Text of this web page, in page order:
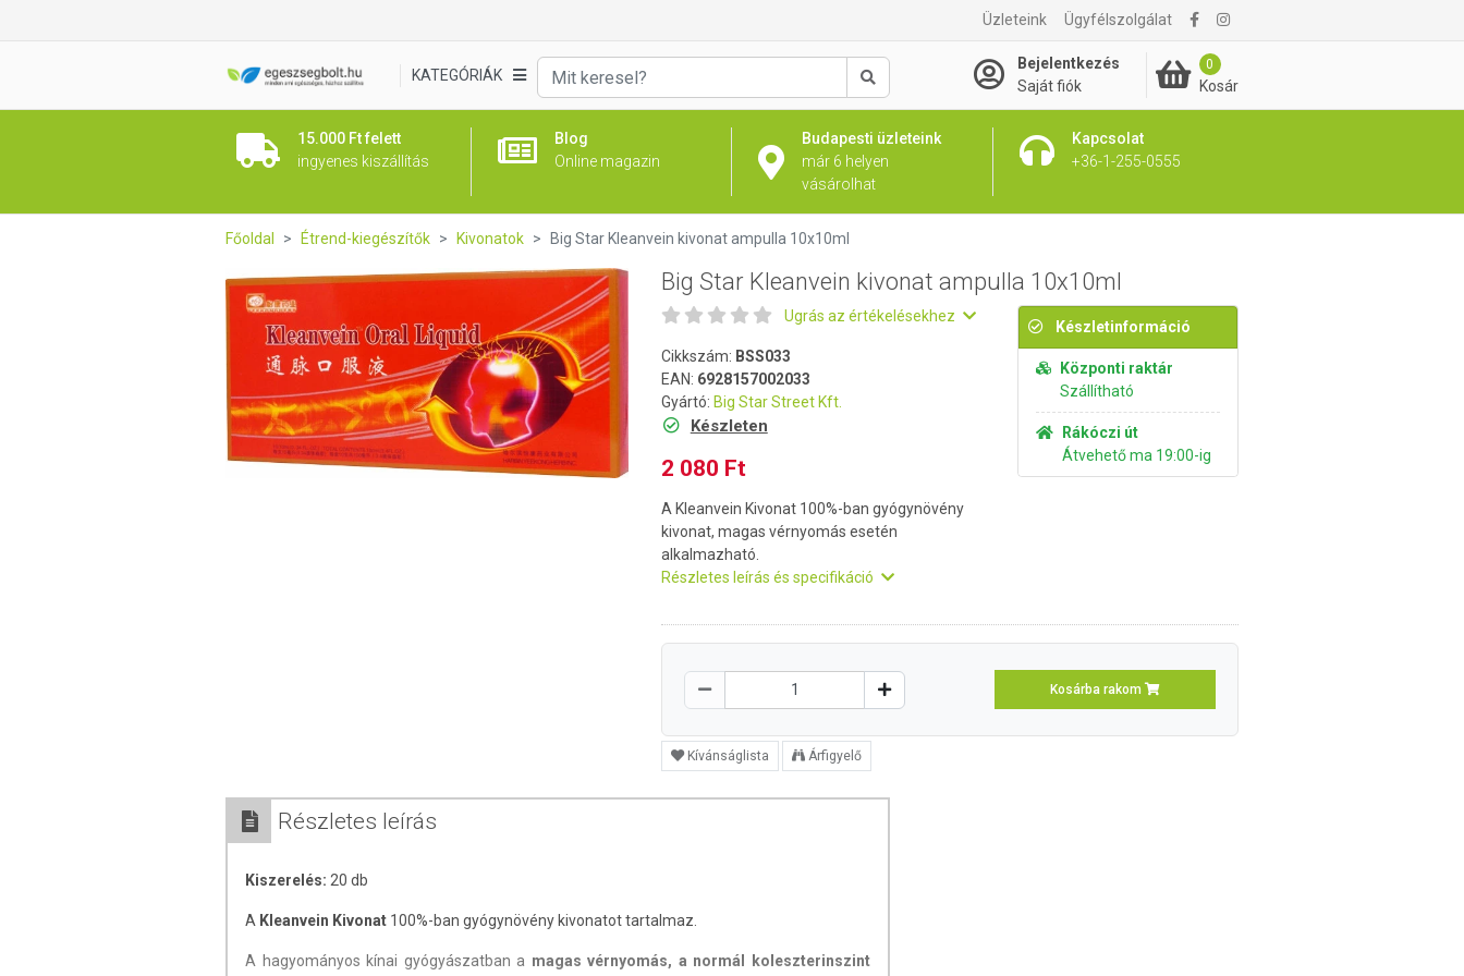
Üzleteink Ügyfélszolgálat
KATEGÓRIÁK
Keresés
Bejelentkezés
Saját fiók
0
Kosár
15.000 Ft felett
ingyenes kiszállítás
Blog
Online magazin
Budapesti üzleteink
már 6 helyen
vásárolhat
Kapcsolat
+36-1-255-0555
2 080 Ft Kosárba rakom
Főoldal Étrend-kiegészítők Kivonatok Big Star Kleanvein kivonat ampulla 10x10ml
Big Star Kleanvein kivonat ampulla 10x10ml
Ugrás az értékelésekhez
Cikkszám: BSS033
EAN: 6928157002033
Gyártó: Big Star Street Kft.
Készleten
2 080 Ft
A Kleanvein Kivonat 100%-ban gyógynövény
kivonat, magas vérnyomás esetén
alkalmazható.
Részletes leírás és specifikáció
Készletinformáció
Központi raktár
Szállítható
Rákóczi út
Átvehető ma 19:00-ig
Kosárba rakom
Kívánságlista Árfigyelő
Részletes leírás
Kiszerelés: 20 db
A Kleanvein Kivonat 100%-ban gyógynövény kivonatot tartalmaz.
A hagyományos kínai gyógyászatban a magas vérnyomás, a normál koleszterinszint